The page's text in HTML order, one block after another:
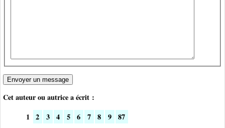
Cet auteur ou autrice a écrit :
1 2 3 4 5 6 7 8 9 87